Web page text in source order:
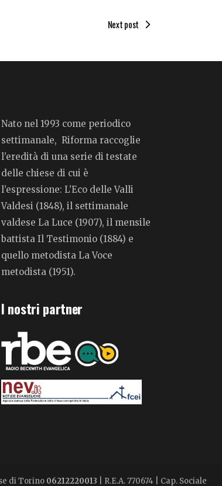
Next post
Nato nel 1993 come periodico
settimanale, Riforma raccoglie
l’eredità di una serie di testate
delle chiese di cui è
l’espressione: L’Eco delle Valli
Valdesi (1848), il settimanale
valdese La Luce (1907), il mensile
battista Il Testimonio (1884) e
quello metodista La Voce
metodista (1951).
I nostri partner
di Torino 06212220013 | R.E.A. 770674 | Cap. Sociale